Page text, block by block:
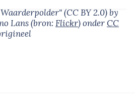
(CC BY 2.0) by
Lans(bron: Flickr)onderCC